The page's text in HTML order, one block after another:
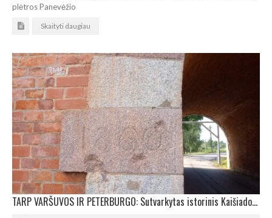
plėtros Panevėžio
Skaityti daugiau
TARP VARŠUVOS IR PETERBURGO: Sutvarkytas istorinis Kaišiadorių geležinkelio viadukas